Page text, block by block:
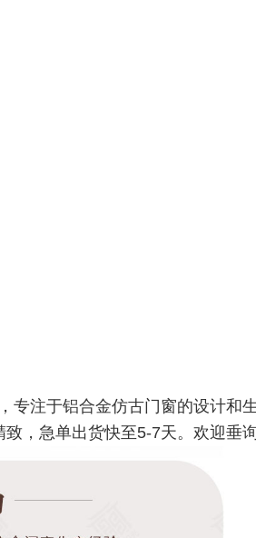
专注于铝合金仿古门窗的设计和
，急单出货快至5-7天。欢迎垂询